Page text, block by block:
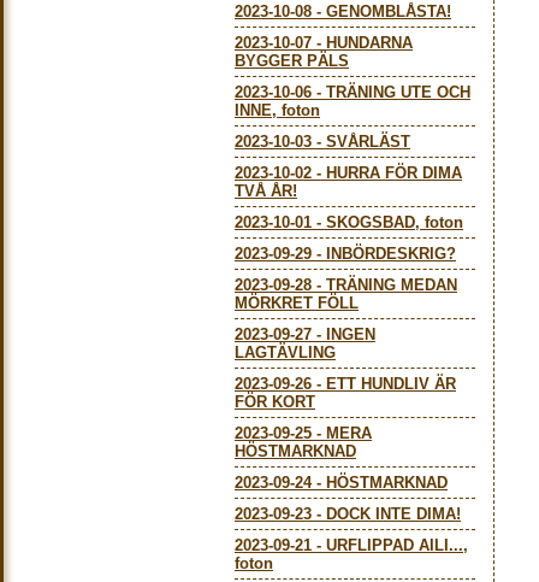
2023-10-08 - GENOMBLÅSTA!
2023-10-07 - HUNDARNA
BYGGER PÄLS
2023-10-06 - TRÄNING UTE OCH
INNE, foton
2023-10-03 - SVÅRLÄST
2023-10-02 - HURRA FÖR DIMA
TVÅ ÅR!
2023-10-01 - SKOGSBAD, foton
2023-09-29 -
INBÖRDESKRIG?
2023-09-28 - TRÄNING MEDAN
MÖRKRET FÖLL
2023-09-27 -
INGEN
LAGTÄVLING
2023-09-26 - ETT HUNDLIV ÄR
FÖR KORT
2023-09-25 - MERA
HÖSTMARKNAD
2023-09-24- HÖSTMARKNAD
2023-09-23 - DOCK INTE DIMA!
2023-09-21 - URFLIPPAD AILI...,
foton